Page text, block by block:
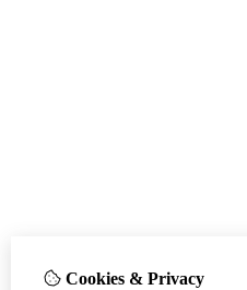
Cookies & Privacy